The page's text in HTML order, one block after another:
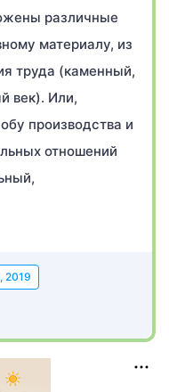
различные
материалу, из
труда (каменный,
век). Или,
производства и
отношений
2019